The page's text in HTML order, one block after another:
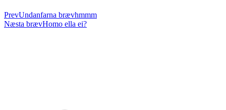
PrevUndanfarna brævhmmm
Næsta brævHomo ella ei?